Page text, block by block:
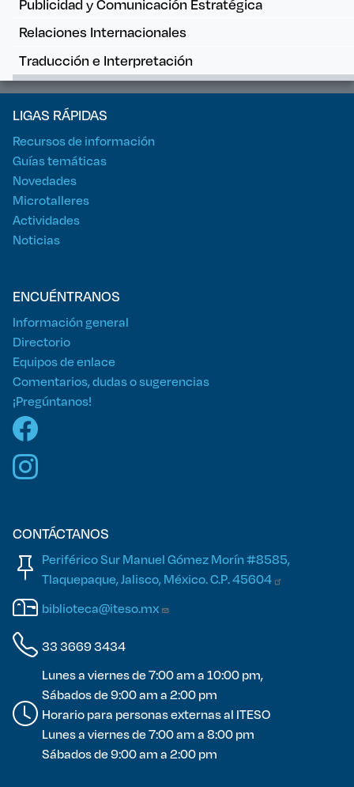
Relaciones Internacionales
Traducción e Interpretación
LIGAS RÁPIDAS
Recursos de información
Guías temáticas
Novedades
Microtalleres
Actividades
Noticias
ENCUÉNTRANOS
Información general
Directorio
Equipos de enlace
Comentarios, dudas o sugerencias
¡Pregúntanos!
CONTÁCTANOS
Periférico Sur Manuel Gómez Morín #8585,
Tlaquepaque, Jalisco, México. C.P.45604
biblioteca@iteso.mx
33 3669 3434
Lunes a viernes de 7:00 am a 10:00 pm,
Sábados de 9:00 am a 2:00 pm
Horario para personas externas al ITESO
Lunes a viernes de 7:00 am a 8:00 pm
Sábados de 9:00 am a 2:00 pm